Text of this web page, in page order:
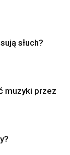
słuch?
muzyki przez